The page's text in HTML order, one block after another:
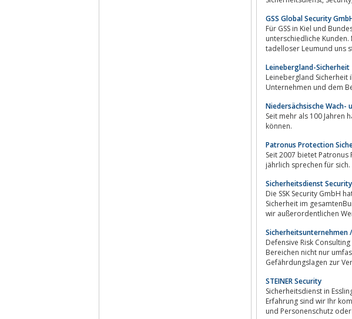
GSS Global Security
Für GSS in Kiel und
unterschiedliche
Leinebergland-Sicherheit
Leinebergland Sicherheit
Unternehmen und dem
Niedersächsische Wach-
Seit mehr als 100 Jahren halten wir
können.
Patronus Protection
Seit 2007 bietet Patronus
jährlich sprechen für sich.
Sicherheitsdienst Security
Die SSK Security GmbH hat sich
Sicherheit im
wir außerordentlichen
Defensive Risk Consulting hat es sich zur Aufgabe
Bereichen nicht nur umfassend im Hinblick
Gefährdungslagen zur
STEINER Security
Sicherheitsdienst in
Erfahrung sind wir Ihr